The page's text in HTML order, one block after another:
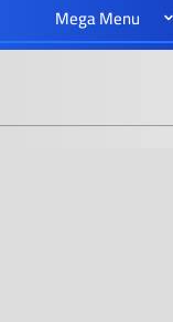
Mega Menu